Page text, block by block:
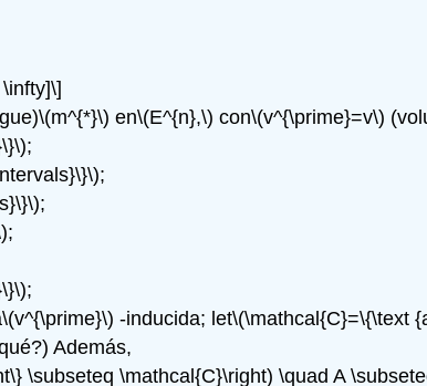
\(m^{*}\) en\(E^{n},\) con\(v^{\prime}=v\)
;
;
;
;
;
\(v^{\prime}\) -inducida; let\(\mathcal{C}=\{\text
Además,
\subseteq \mathcal{C}\right) \quad A